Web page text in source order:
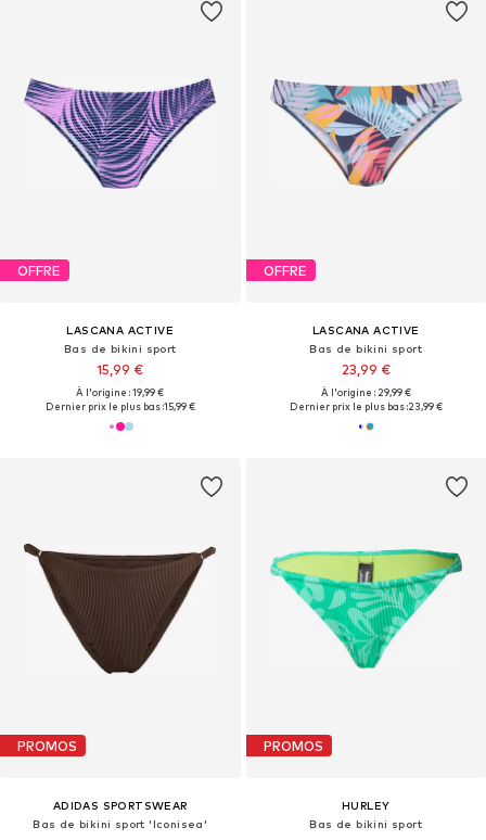
OFFRE
LASCANA ACTIVE
Bas de bikini sport
15,99 €
À l'origine : 19,99 €
Dernier prix le plus bas :15,99 €
OFFRE
LASCANA ACTIVE
Bas de bikini sport
23,99 €
À l'origine : 29,99 €
Dernier prix le plus bas :23,99 €
PROMOS
ADIDAS SPORTSWEAR
Bas de bikini sport 'Iconisea'
PROMOS
HURLEY
Bas de bikini sport